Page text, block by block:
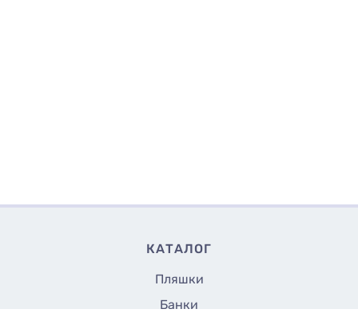
КАТАЛОГ
Пляшки
Банки